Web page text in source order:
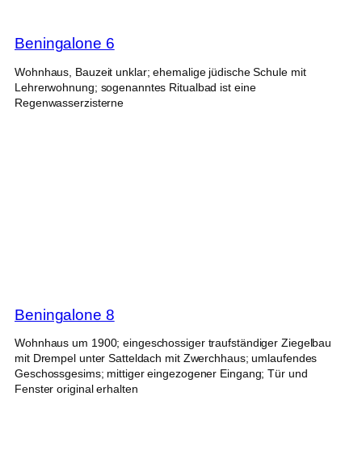
Beningalone 6
Wohnhaus, Bauzeit unklar; ehemalige jüdische Schule mit
Lehrerwohnung; sogenanntes Ritualbad ist eine
Regenwasserzisterne
Beningalone 8
Wohnhaus um 1900; eingeschossiger traufständiger Ziegelbau
mit Drempel unter Satteldach mit Zwerchhaus; umlaufendes
Geschossgesims; mittiger eingezogener Eingang; Tür und
Fenster original erhalten